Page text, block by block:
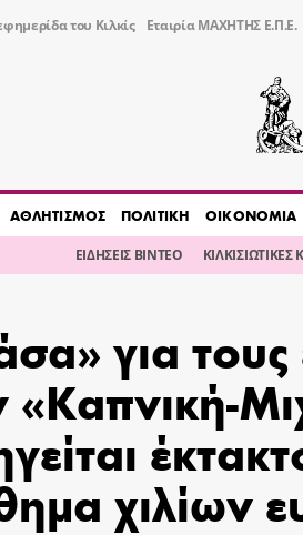
του Κιλκίς Εταιρία ΜΑΧΗΤΗΣ Ε.Π.Ε.
ΑΘΛΗΤΙΣΜΟΣ ΠΟΛΙΤΙΚΗ ΟΙΚΟΝΟΜΙΑ
ΕΙΔΗΣΕΙΣ ΒΙΝΤΕΟ
για
«Καπνική-
χιλίων